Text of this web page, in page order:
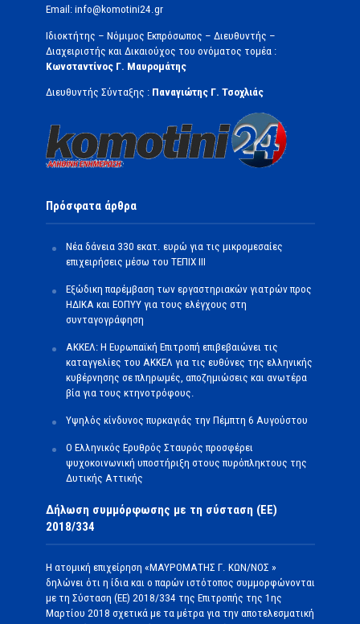
Email: info@komotini24.gr
Ιδιοκτήτης – Νόμιμος Εκπρόσωπος – Διευθυντής –
Διαχειριστής και Δικαιούχος του ονόματος τομέα :
Κωνσταντίνος Γ. Μαυρομάτης
Διευθυντής Σύνταξης : Παναγιώτης Γ. Τσοχλιάς
Πρόσφατα άρθρα
Νέα δάνεια 330 εκατ. ευρώ για τις μικρομεσαίες
επιχειρήσεις μέσω του ΤΕΠΙΧ ΙΙΙ
Εξώδικη παρέμβαση των εργαστηριακών γιατρών προς
ΗΔΙΚΑ και ΕΟΠΥΥ για τους ελέγχους στη
συνταγογράφηση
ΑΚΚΕΛ: Η Ευρωπαϊκή Επιτροπή επιβεβαιώνει τις
καταγγελίες του ΑΚΚΕΛ για τις ευθύνες της ελληνικής
κυβέρνησης σε πληρωμές, αποζημιώσεις και ανωτέρα
βία για τους κτηνοτρόφους.
Υψηλός κίνδυνος πυρκαγιάς την Πέμπτη 6 Αυγούστου
Ο Ελληνικός Ερυθρός Σταυρός προσφέρει
ψυχοκοινωνική υποστήριξη στους πυρόπληκτους της
Δυτικής Αττικής
Δήλωση συμμόρφωσης με τη σύσταση (ΕΕ)
2018/334
Η ατομική επιχείρηση «ΜΑΥΡΟΜΑΤΗΣ Γ. ΚΩΝ/ΝΟΣ »
δηλώνει ότι η ίδια και ο παρών ιστότοπος συμμορφώνονται
με τη Σύσταση (ΕΕ) 2018/334 της Επιτροπής της 1ης
Μαρτίου 2018 σχετικά με τα μέτρα για την αποτελεσματική